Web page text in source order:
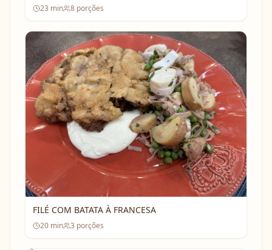
23 min 8 porções
FILÉ COM BATATA À FRANCESA
20 min 3 porções